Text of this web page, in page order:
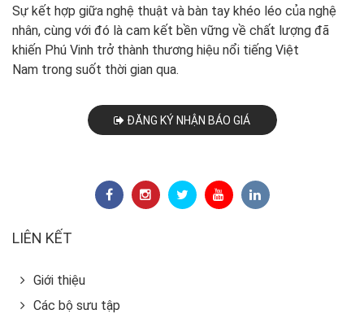
Sự kết hợp giữa nghệ thuật và bàn tay khéo léo của nghệ
nhân, cùng với đó là cam kết bền vững về chất lượng đã
khiến Phú Vinh trở thành thương hiệu nổi tiếng Việt
Nam trong suốt thời gian qua.
ĐĂNG KÝ NHẬN BÁO GIÁ
LIÊN KẾT
Giới thiệu
Các bộ sưu tập